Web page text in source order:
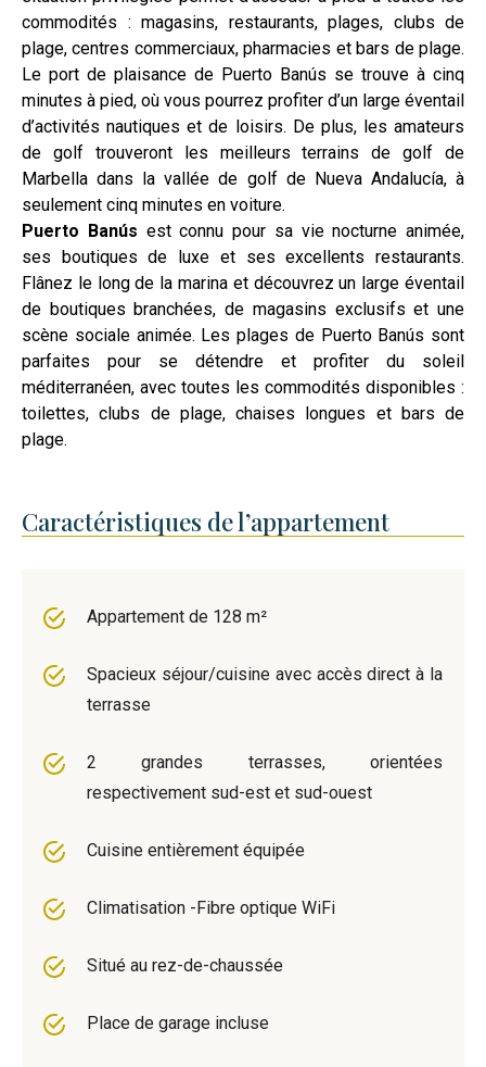
commodités : magasins, restaurants, plages, clubs de
plage, centres commerciaux, pharmacies et bars de plage.
Le port de plaisance de Puerto Banús se trouve à cinq
minutes à pied, où vous pourrez profiter d’un large éventail
d’activités nautiques et de loisirs. De plus, les amateurs
de golf trouveront les meilleurs terrains de golf de
Marbella dans la vallée de golf de Nueva Andalucía, à
seulement cinq minutes en voiture.
Puerto Banús est connu pour sa vie nocturne animée,
ses boutiques de luxe et ses excellents restaurants.
Flânez le long de la marina et découvrez un large éventail
de boutiques branchées, de magasins exclusifs et une
scène sociale animée. Les plages de Puerto Banús sont
parfaites pour se détendre et profiter du soleil
méditerranéen, avec toutes les commodités disponibles :
toilettes, clubs de plage, chaises longues et bars de
plage.
Caractéristiques de l’appartement
Appartement de 128 m²
Spacieux séjour/cuisine avec accès direct à la
terrasse
2 grandes terrasses, orientées
respectivement sud-est et sud-ouest
Cuisine entièrement équipée
Climatisation -Fibre optique WiFi
Situé au rez-de-chaussée
Place de garage incluse